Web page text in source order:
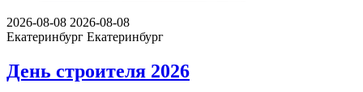
2026-08-08 2026-08-08
Екатеринбург Екатеринбург
День строителя 2026